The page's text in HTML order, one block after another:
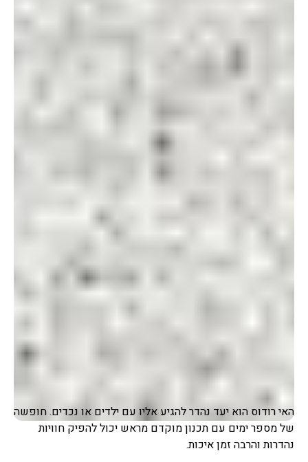
האי רודוס הוא יעד נהדר להגיע אליו עם ילדים או נכדים. חופשה
של מספר ימים עם תכנון מוקדם מראש יכול להפיק חוויות
נהדרות והרבה זמן איכות.